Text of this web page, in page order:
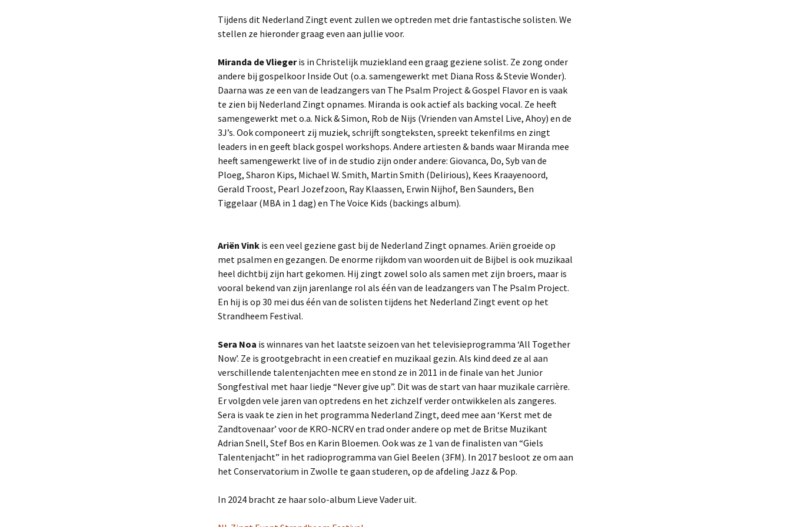
NL Zingt op het
Gospelnight Ede 2025
Gospelnight De Pijler in
Lelystad
Kerstnachtdienst Leek
2024
Gospelnight Groningen
2024
Praise & Worship
Pinksterfeest
Project GospelNight
Christmas
Kine &Choir!
The GospelNight
Project Shine
Projectkoor sing-in
Opwekking
Dirigent Gospelgroep
Young Spirit
School project
DOS
Tijdens dit Nederland Zingt event zullen we optreden met drie fantastische solisten. We
stellen ze hieronder graag even aan jullie voor.
Miranda de Vliegeris in Christelijk muziekland een graag geziene solist. Ze zong onder
andere bij gospelkoor Inside Out (o.a. samengewerkt met Diana Ross & Stevie Wonder).
Daarna was ze een van de leadzangers van The Psalm Project & Gospel Flavor en is vaak
te zien bij Nederland Zingt opnames. Miranda is ook actief als backing vocal. Ze heeft
samengewerkt met o.a. Nick & Simon, Rob de Nijs (Vrienden van Amstel Live, Ahoy) en de
3J’s. Ook componeert zij muziek, schrijft songteksten, spreekt tekenfilms en zingt
leaders in en geeft black gospel workshops. Andere artiesten & bands waar Miranda mee
heeft samengewerkt live of in de studio zijn onder andere: Giovanca, Do, Syb van de
Ploeg, Sharon Kips, Michael W. Smith, Martin Smith (Delirious), Kees Kraayenoord,
Gerald Troost, Pearl Jozefzoon, Ray Klaassen, Erwin Nijhof, Ben Saunders, Ben
Tiggelaar (MBA in 1 dag) en The Voice Kids (backings album).
Ariën Vink is een veel geziene gast bij de Nederland Zingt opnames. Ariën groeide op
met psalmen en gezangen. De enorme rijkdom van woorden uit de Bijbel is ook muzikaal
heel dichtbij zijn hart gekomen. Hij zingt zowel solo als samen met zijn broers, maar is
vooral bekend van zijn jarenlange rol als één van de leadzangers van The Psalm Project.
En hij is op 30 mei dus één van de solisten tijdens het Nederland Zingt event op het
Strandheem Festival.
Sera Noa is winnares van het laatste seizoen van het televisieprogramma ‘All Together
Now’. Ze is grootgebracht in een creatief en muzikaal gezin. Als kind deed ze al aan
verschillende talentenjachten mee en stond ze in 2011 in de finale van het Junior
Songfestival met haar liedje “Never give up”. Dit was de start van haar muzikale carrière.
Er volgden vele jaren van optredens en het zichzelf verder ontwikkelen als zangeres.
Sera is vaak te zien in het programma Nederland Zingt, deed mee aan ‘Kerst met de
Zandtovenaar’ voor de KRO-NCRV en trad onder andere op met de Britse Muzikant
Adrian Snell, Stef Bos en Karin Bloemen. Ook was ze 1 van de finalisten van “Giels
Talentenjacht” in het radioprogramma van Giel Beelen (3FM). In 2017 besloot ze om aan
het Conservatorium in Zwolle te gaan studeren, op de afdeling Jazz & Pop.
In 2024 bracht ze haar solo-album Lieve Vader uit.